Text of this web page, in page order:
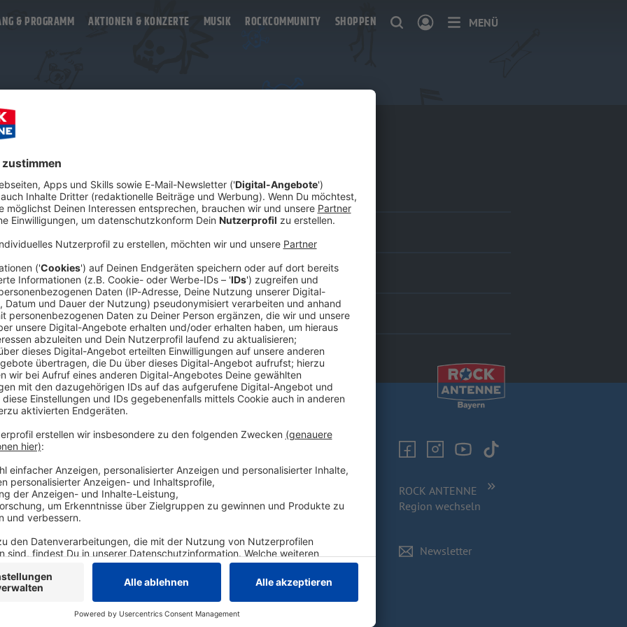
& PROGRAMM AKTIONEN & KONZERTE MUSIK ROCKCOMMUNITY SHOPPEN MENÜ
Februar
Juni
August
Hotline
Datenschutzerklärung
Cookie- und Drittanbieter-
Persönliche Datenkontrolle
ROCK ANTENNE
Region wechseln
Newsletter